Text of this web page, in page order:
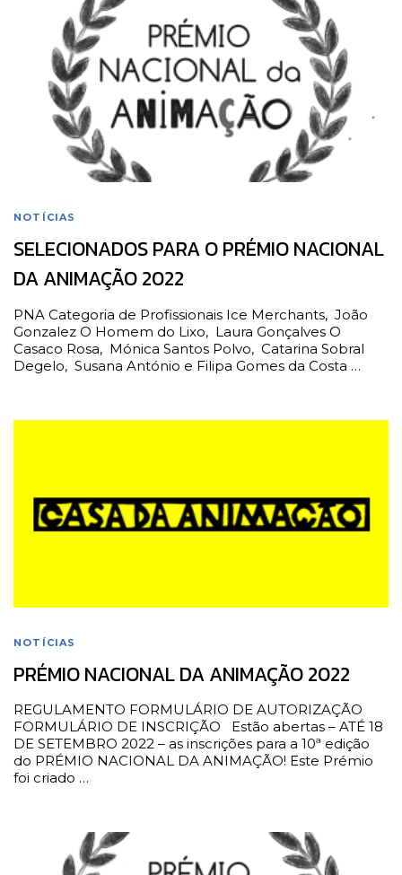
NOTÍCIAS
SELECIONADOS PARA O PRÉMIO NACIONAL
DA ANIMAÇÃO 2022
PNA Categoria de Profissionais Ice Merchants, João
Gonzalez O Homem do Lixo, Laura Gonçalves O
Casaco Rosa, Mónica Santos Polvo, Catarina Sobral
Degelo, Susana António e Filipa Gomes da Costa …
NOTÍCIAS
PRÉMIO NACIONAL DA ANIMAÇÃO 2022
REGULAMENTO FORMULÁRIO DE AUTORIZAÇÃO
FORMULÁRIO DE INSCRIÇÃO Estão abertas – ATÉ 18
DE SETEMBRO 2022 – as inscrições para a 10ª edição
do PRÉMIO NACIONAL DA ANIMAÇÃO! Este Prémio
foi criado …